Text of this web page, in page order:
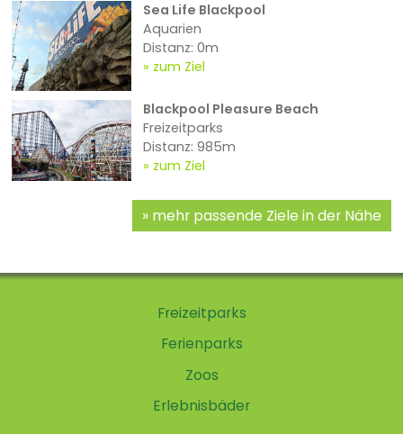
Sea Life Blackpool
Aquarien
Distanz: 0m
zum Ziel
Blackpool Pleasure Beach
Freizeitparks
Distanz: 985m
zum Ziel
mehr passende Ziele in der Nähe
Freizeitparks
Ferienparks
Zoos
Erlebnisbäder